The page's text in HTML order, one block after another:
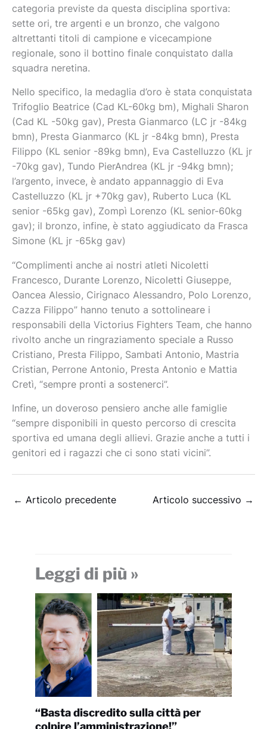
categoria previste da questa disciplina sportiva:
sette ori, tre argenti e un bronzo, che valgono
altrettanti titoli di campione e vicecampione
regionale, sono il bottino finale conquistato dalla
squadra neretina.
Nello specifico, la medaglia d’oro è stata conquistata
Trifoglio Beatrice (Cad KL-60kg bm), Mighali Sharon
(Cad KL -50kg gav), Presta Gianmarco (LC jr -84kg
bmn), Presta Gianmarco (KL jr -84kg bmn), Presta
Filippo (KL senior -89kg bmn), Eva Castelluzzo (KL jr
-70kg gav), Tundo PierAndrea (KL jr -94kg bmn);
l’argento, invece, è andato appannaggio di Eva
Castelluzzo (KL jr +70kg gav), Ruberto Luca (KL
senior -65kg gav), Zompì Lorenzo (KL senior-60kg
gav); il bronzo, infine, è stato aggiudicato da Frasca
Simone (KL jr -65kg gav)
“Complimenti anche ai nostri atleti Nicoletti
Francesco, Durante Lorenzo, Nicoletti Giuseppe,
Oancea Alessio, Cirignaco Alessandro, Polo Lorenzo,
Cazza Filippo” hanno tenuto a sottolineare i
responsabili della Victorius Fighters Team, che hanno
rivolto anche un ringraziamento speciale a Russo
Cristiano, Presta Filippo, Sambati Antonio, Mastria
Cristian, Perrone Antonio, Presta Antonio e Mattia
Cretì, “sempre pronti a sostenerci”.
Infine, un doveroso pensiero anche alle famiglie
“sempre disponibili in questo percorso di crescita
sportiva ed umana degli allievi. Grazie anche a tutti i
genitori ed i ragazzi che ci sono stati vicini”.
← Articolo precedente Articolo successivo →
Leggi di più »
“Basta discredito sulla città per
colpire l’amministrazione!”